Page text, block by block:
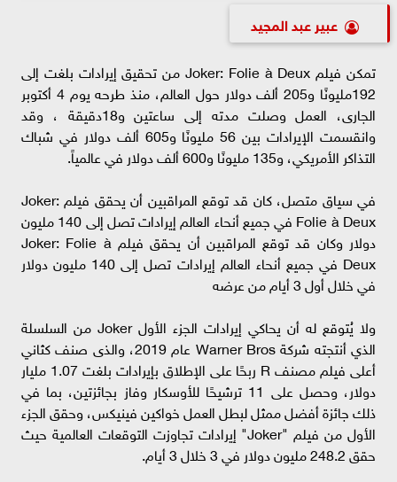
عبير عبد المجيد
تمكن فيلم Joker: Folie à Deux من تحقيق إيرادات بلغت إلى
192مليونًا و205 ألف دولار حول العالم، منذ طرحه يوم 4 أكتوبر
الجارى، العمل وصلت مدته إلى ساعتين و18دقيقة ، وقد
وانقسمت الإيرادات بين 56 مليونًا و605 ألف دولار في شباك
التذاكر الأمريكي، و135 مليونًا و600 ألف دولار في عالمياً.
في سياق متصل، كان قد توقع المراقبين أن يحقق فيلم Joker:
Folie à Deux في جميع أنحاء العالم إيرادات تصل إلى 140 مليون
دولار وكان قد توقع المراقبين أن يحقق فيلم Joker: Folie à
Deux في جميع أنحاء العالم إيرادات تصل إلى 140 مليون دولار
في خلال أول 3 أيام من عرضه
ولا يُتوقع له أن يحاكي إيرادات الجزء الأول Joker من السلسلة
الذي أنتجته شركة Warner Bros عام 2019، والذى صنف كثاني
أعلى فيلم مصنف R ربحًا على الإطلاق بإيرادات بلغت 1.07 مليار
دولار، وحصل على 11 ترشيحًا للأوسكار وفاز بجائزتين، بما في
ذلك جائزة أفضل ممثل لبطل العمل خواكين فينيكس، وحقق الجزء
الأول من فيلم "Joker" إيرادات تجاوزت التوقعات العالمية حيث
حقق 248.2 مليون دولار في 3 خلال 3 أيام.